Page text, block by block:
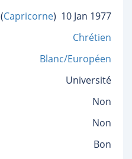
(Capricorne) 10 Jan 1977
Chrétien
Blanc/Européen
Université
Non
Non
Bon